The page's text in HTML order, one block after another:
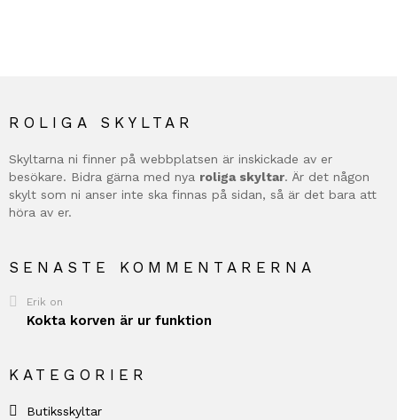
ROLIGA SKYLTAR
Skyltarna ni finner på webbplatsen är inskickade av er
besökare. Bidra gärna med nya roliga skyltar. Är det någon
skylt som ni anser inte ska finnas på sidan, så är det bara att
höra av er.
SENASTE KOMMENTARERNA
Erik on
Kokta korven är ur funktion
KATEGORIER
Butiksskyltar